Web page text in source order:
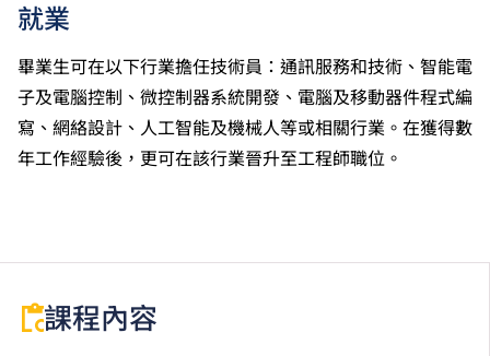
就業
畢業生可在以下行業擔任技術員：通訊服務和技術、智能電
子及電腦控制、微控制器系統開發、電腦及移動器件程式編
寫、網絡設計、人工智能及機械人等或相關行業。在獲得數
年工作經驗後，更可在該行業晉升至工程師職位。
課程內容